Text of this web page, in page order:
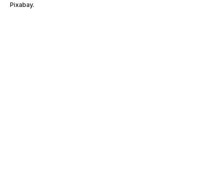
Pixabay.